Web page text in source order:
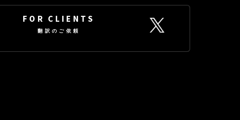
FOR CLIENTS
翻訳のご依頼